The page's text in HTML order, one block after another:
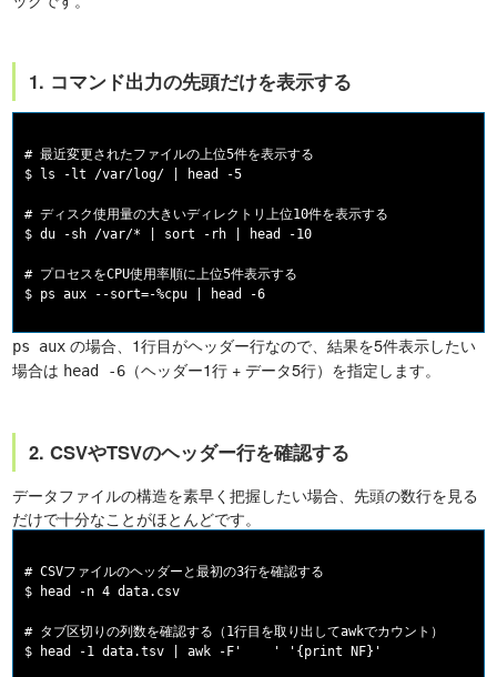
1. コマンド出力の先頭だけを表示する
# 最近変更されたファイルの上位5件を表示する
$ ls -lt /var/log/ | head -5
# ディスク使用量の大きいディレクトリ上位10件を表示する
$ du -sh /var/* | sort -rh | head -10
# プロセスをCPU使用率順に上位5件表示する
ps aux の場合、1行目がヘッダー行なので、結果を5件表示したい
場合は head -6 （ヘッダー1行 + データ5行）を指定します。
2. CSVやTSVのヘッダー行を確認する
データファイルの構造を素早く把握したい場合、先頭の数行を見る
だけで十分なことがほとんどです。
# CSVファイルのヘッダーと最初の3行を確認する
$ head -n 4 data.csv
# タブ区切りの列数を確認する（1行目を取り出してawkでカウント）